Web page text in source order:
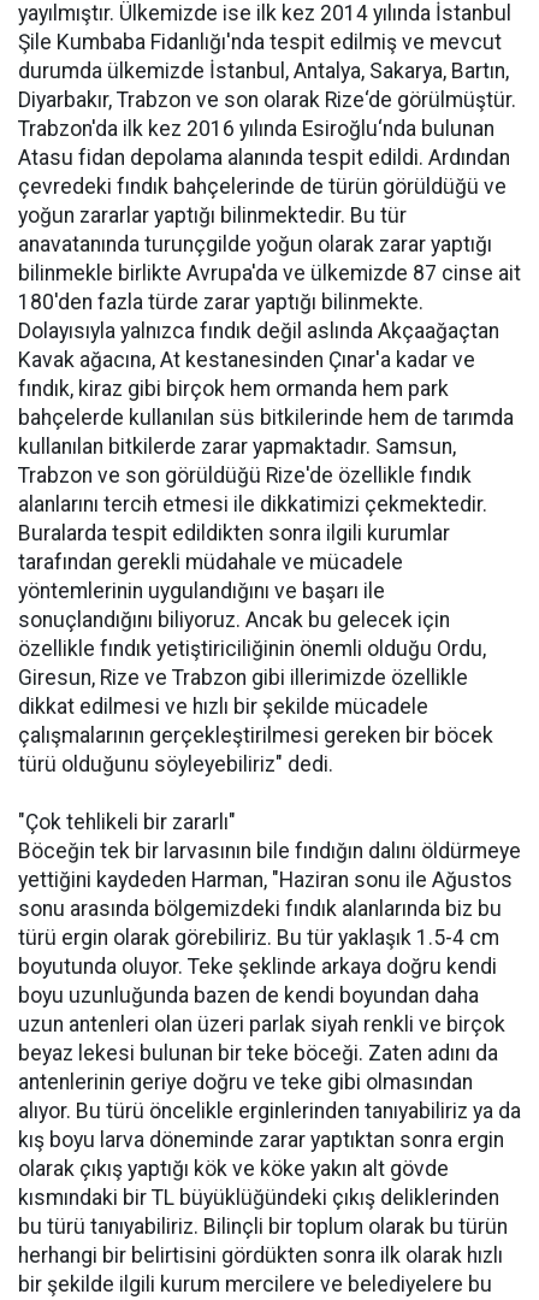
yayılmıştır. Ülkemizde ise ilk kez 2014 yılında İstanbul
Şile Kumbaba Fidanlığı'nda tespit edilmiş ve mevcut
durumda ülkemizde İstanbul, Antalya, Sakarya, Bartın,
Diyarbakır, Trabzon ve son olarak Rize‘de görülmüştür.
Trabzon'da ilk kez 2016 yılında Esiroğlu‘nda bulunan
Atasu fidan depolama alanında tespit edildi. Ardından
çevredeki fındık bahçelerinde de türün görüldüğü ve
yoğun zararlar yaptığı bilinmektedir. Bu tür
anavatanında turunçgilde yoğun olarak zarar yaptığı
bilinmekle birlikte Avrupa'da ve ülkemizde 87 cinse ait
180'den fazla türde zarar yaptığı bilinmekte.
Dolayısıyla yalnızca fındık değil aslında Akçaağaçtan
Kavak ağacına, At kestanesinden Çınar'a kadar ve
fındık, kiraz gibi birçok hem ormanda hem park
bahçelerde kullanılan süs bitkilerinde hem de tarımda
kullanılan bitkilerde zarar yapmaktadır. Samsun,
Trabzon ve son görüldüğü Rize'de özellikle fındık
alanlarını tercih etmesi ile dikkatimizi çekmektedir.
Buralarda tespit edildikten sonra ilgili kurumlar
tarafından gerekli müdahale ve mücadele
yöntemlerinin uygulandığını ve başarı ile
sonuçlandığını biliyoruz. Ancak bu gelecek için
özellikle fındık yetiştiriciliğinin önemli olduğu Ordu,
Giresun, Rize ve Trabzon gibi illerimizde özellikle
dikkat edilmesi ve hızlı bir şekilde mücadele
çalışmalarının gerçekleştirilmesi gereken bir böcek
türü olduğunu söyleyebiliriz" dedi.
"Çok tehlikeli bir zararlı"
Böceğin tek bir larvasının bile fındığın dalını öldürmeye
yettiğini kaydeden Harman, "Haziran sonu ile Ağustos
sonu arasında bölgemizdeki fındık alanlarında biz bu
türü ergin olarak görebiliriz. Bu tür yaklaşık 1.5-4 cm
boyutunda oluyor. Teke şeklinde arkaya doğru kendi
boyu uzunluğunda bazen de kendi boyundan daha
uzun antenleri olan üzeri parlak siyah renkli ve birçok
beyaz lekesi bulunan bir teke böceği. Zaten adını da
antenlerinin geriye doğru ve teke gibi olmasından
alıyor. Bu türü öncelikle erginlerinden tanıyabiliriz ya da
kış boyu larva döneminde zarar yaptıktan sonra ergin
olarak çıkış yaptığı kök ve köke yakın alt gövde
kısmındaki bir TL büyüklüğündeki çıkış deliklerinden
bu türü tanıyabiliriz. Bilinçli bir toplum olarak bu türün
herhangi bir belirtisini gördükten sonra ilk olarak hızlı
bir şekilde ilgili kurum mercilere ve belediyelere bu